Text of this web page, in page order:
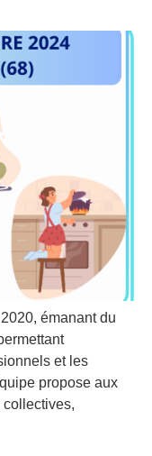
émanant du
et les
propose aux
collectives,